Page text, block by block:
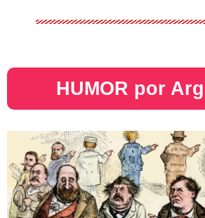
HUMOR por